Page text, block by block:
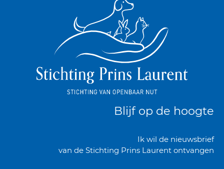
Blijf op de hoogte
Ik wil de nieuwsbrief
van de Stichting Prins Laurent ontvangen